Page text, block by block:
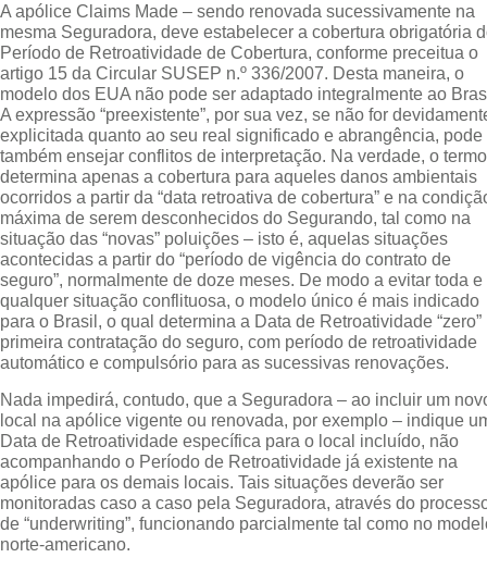
A apólice Claims Made – sendo renovada sucessivamente na
mesma Seguradora, deve estabelecer a cobertura obrigatória
Período de Retroatividade de Cobertura, conforme preceitua o
artigo 15 da Circular SUSEP n.º 336/2007. Desta maneira, o
modelo dos EUA não pode ser adaptado integralmente ao
A expressão “preexistente”, por sua vez, se não for
explicitada quanto ao seu real significado e abrangência, pode
também ensejar conflitos de interpretação. Na verdade, o termo
determina apenas a cobertura para aqueles danos ambientais
ocorridos a partir da “data retroativa de cobertura” e na
máxima de serem desconhecidos do Segurando, tal como na
situação das “novas” poluições – isto é, aquelas situações
acontecidas a partir do “período de vigência do contrato de
seguro”, normalmente de doze meses. De modo a evitar toda e
qualquer situação conflituosa, o modelo único é mais indicado
para o Brasil, o qual determina a Data de Retroatividade “zero”
primeira contratação do seguro, com período de retroatividade
automático e compulsório para as sucessivas renovações.
Nada impedirá, contudo, que a Seguradora – ao incluir um
local na apólice vigente ou renovada, por exemplo – indique
Data de Retroatividade específica para o local incluído, não
acompanhando o Período de Retroatividade já existente na
apólice para os demais locais. Tais situações deverão ser
monitoradas caso a caso pela Seguradora, através do
de “underwriting”, funcionando parcialmente tal como no
norte-americano.